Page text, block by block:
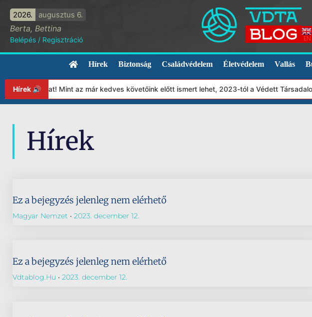
2026. augusztus 6.
Berta, Bettina
Belépés / Regisztráció EN
Hírek Biztonság Családvédelem Életvédelem Vallás
Hírek 🔊 Mint az már kedves követőink előtt ismert lehet, 2023-tól a Védett
Hírek
Ez a bejegyzés jelenleg nem elérhető
Magyar Nemzet 2023. december 12.
Ez a bejegyzés jelenleg nem elérhető
Vdtablog.hu 2023. december 12.